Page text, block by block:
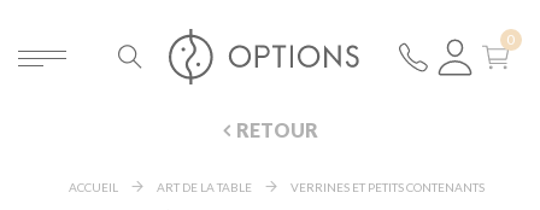
RETOUR
ACCUEIL ART DE LA TABLE
VERRINES ET PETITS CONTENANTS